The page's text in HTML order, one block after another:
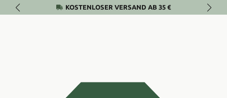
Zum Hauptinhalt springenKOSTENLOSER VERSAND AB 35 €